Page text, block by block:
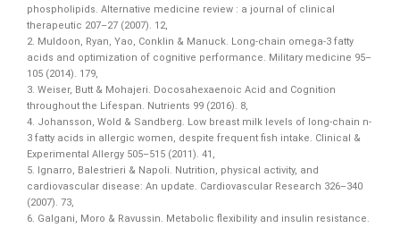
phospholipids. Alternative medicine review : a journal of clinical
therapeutic 207–27 (2007). 12,
2. Muldoon, Ryan, Yao, Conklin & Manuck. Long-chain omega-3 fatty
acids and optimization of cognitive performance. Military medicine 95–
105 (2014). 179,
3. Weiser, Butt & Mohajeri. Docosahexaenoic Acid and Cognition
throughout the Lifespan. Nutrients 99 (2016). 8,
4. Johansson, Wold & Sandberg. Low breast milk levels of long‐chain n‐
3 fatty acids in allergic women, despite frequent fish intake. Clinical &
Experimental Allergy 505–515 (2011). 41,
5. Ignarro, Balestrieri & Napoli. Nutrition, physical activity, and
cardiovascular disease: An update. Cardiovascular Research 326–340
(2007). 73,
6. Galgani, Moro & Ravussin. Metabolic flexibility and insulin resistance.